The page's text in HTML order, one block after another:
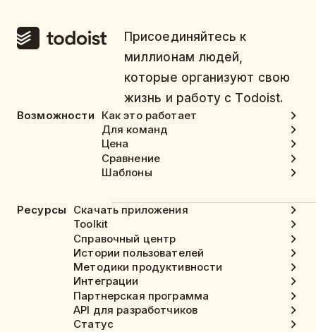
Присоединяйтесь к
миллионам людей,
которые организуют свою
жизнь и работу с Todoist.
Возможности
Как это работает
Для команд
Цена
Сравнение
Шаблоны
Ресурсы
Скачать приложения
Toolkit
Справочный центр
Истории пользователей
Методики продуктивности
Интеграции
Партнерская программа
API для разработчиков
Статус